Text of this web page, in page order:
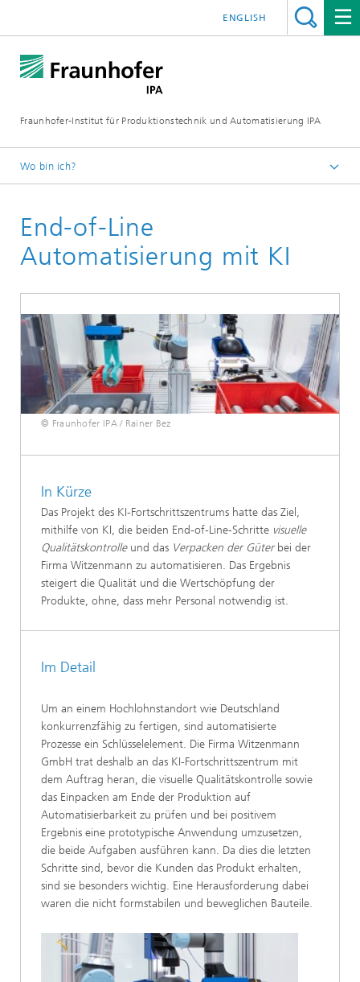
Fraunhofer-Institut für Produktionstechnik und Automatisierung IPA
ENGLISH
Wo bin ich?
Referenzprojekte
End-of-Line
Automatisierung mit KI
© Fraunhofer IPA / Rainer Bez
In Kürze
Das Projekt des KI-Fortschrittszentrums hatte das Ziel,
mithilfe von KI, die beiden End-of-Line-Schritte visuelle
Qualitätskontrolleund das Verpacken der Güterbei der
Firma Witzenmann zu automatisieren. Das Ergebnis
steigert die Qualität und die Wertschöpfung der
Produkte, ohne, dass mehr Personal notwendig ist.
Im Detail
Um an einem Hochlohnstandort wie Deutschland
konkurrenzfähig zu fertigen, sind automatisierte
Prozesse ein Schlüsselelement. Die Firma Witzenmann
GmbH trat deshalb an das KI-Fortschrittszentrum mit
dem Auftrag heran, die visuelle Qualitätskontrolle sowie
das Einpacken am Ende der Produktion auf
Automatisierbarkeit zu prüfen und bei positivem
Ergebnis eine prototypische Anwendung umzusetzen,
die beide Aufgaben ausführen kann. Da dies die letzten
Schritte sind, bevor die Kunden das Produkt erhalten,
sind sie besonders wichtig. Eine Herausforderung dabei
waren die nicht formstabilen und beweglichen Bauteile.